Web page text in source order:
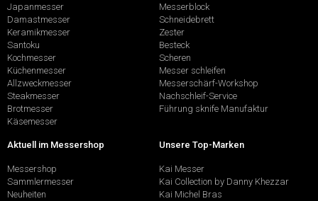
Japanmesser
Damastmesser
Keramikmesser
Santoku
Kochmesser
Küchenmesser
Allzweckmesser
Steakmesser
Brotmesser
Käsemesser
Messerblock
Schneidebrett
Zester
Besteck
Scheren
Messer schleifen
Messerschärf-Workshop
Nachschleif-Service
Führung sknife Manufaktur
Aktuell im Messershop
Messershop
Sammlermesser
Neuheiten
Unsere Top-Marken
Kai Messer
Kai Collection by Danny Khezzar
Kai Michel Bras